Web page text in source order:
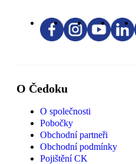
O Čedoku
O společnosti
Pobočky
Obchodní partneři
Obchodní podmínky
Pojištění CK